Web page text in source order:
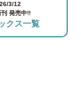
26/3/12
刊 発売中!!
クス一覧